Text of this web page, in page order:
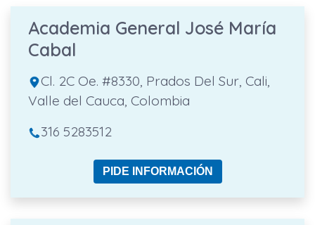
Academia General José María
Cabal
Cl. 2C Oe. #8330, Prados Del Sur, Cali,
Valle del Cauca, Colombia
316 5283512
PIDE INFORMACIÓN